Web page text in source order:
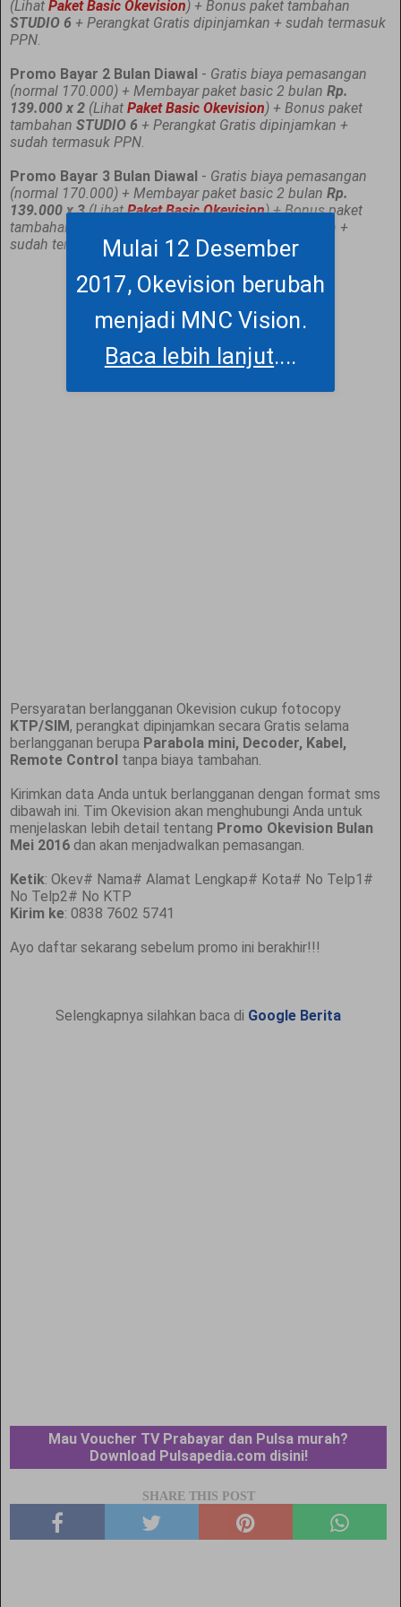
Mulai 12 Desember
2017, Okevision berubah
menjadi MNC Vision.
Baca lebih lanjut....
(LihatPaket Basic Okevision) + Bonus paket tambahan
STUDIO 6 + Perangkat Gratis dipinjamkan + sudah termasuk
PPN
Promo Bayar 2 Bulan Diawal - Gratis biaya pemasangan
(normal 170.000) + Membayar paket basic 2 bulanRp.
139.000 x 2 (LihatPaket Basic Okevision) + Bonus paket
tambahanSTUDIO 6 + Perangkat Gratis dipinjamkan +
sudah termasuk PPN
Promo Bayar 3 Bulan Diawal - Gratis biaya pemasangan
(normal 170.000) + Membayar paket basic 2 bulanRp.
139.000 x 3(LihatPaket Basic Okevision) + Bonus paket
tambahan
+ Perangkat Gratis dipinjamkan +
sudah termasuk PPN.
Persyaratan berlangganan Okevision cukup fotocopy
KTP/SIM, perangkat dipinjamkan secara Gratis selama
berlangganan berupa Parabola mini, Decoder, Kabel,
Remote Control tanpa biaya tambahan.
Kirimkan data Anda untuk berlangganan dengan format sms
dibawah ini. Tim Okevision akan menghubungi Anda untuk
menjelaskan lebih detail tentang Promo Okevision Bulan
Mei 2016 dan akan menjadwalkan pemasangan.
Ketik: Okev# Nama# Alamat Lengkap# Kota# No Telp1#
No Telp2# No KTP
Kirim ke: 0838 7602 5741
Ayo daftar sekarang sebelum promo ini berakhir!!!
Selengkapnya silahkan baca di Google Berita
Mau Voucher TV Prabayar dan Pulsa murah?
Download Pulsapedia.com disini!
SHARE THIS POST